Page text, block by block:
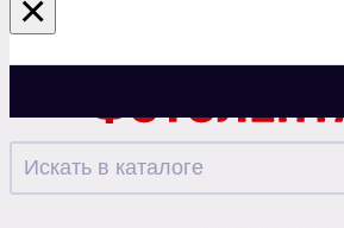
Ижевск
×